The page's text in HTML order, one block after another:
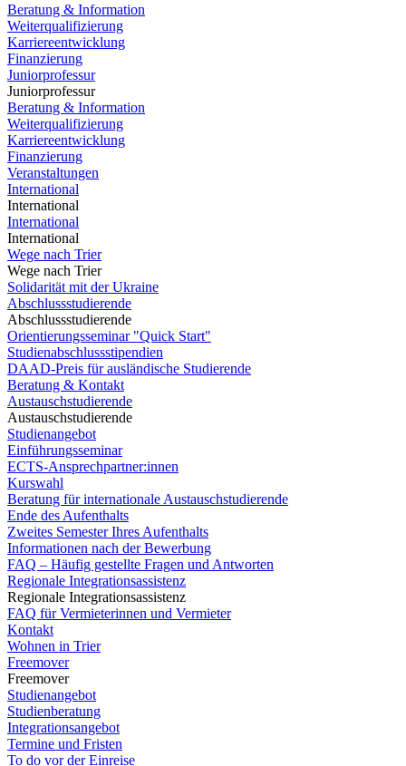
Beratung & Information
Weiterqualifizierung
Karriereentwicklung
Finanzierung
Juniorprofessur
Juniorprofessur
Beratung & Information
Weiterqualifizierung
Karriereentwicklung
Finanzierung
Veranstaltungen
International
International
International
International
Wege nach Trier
Wege nach Trier
Solidarität mit der Ukraine
Abschlussstudierende
Abschlussstudierende
Orientierungsseminar "Quick Start"
Studienabschlussstipendien
DAAD-Preis für ausländische Studierende
Beratung & Kontakt
Austauschstudierende
Austauschstudierende
Studienangebot
Einführungsseminar
ECTS-Ansprechpartner:innen
Kurswahl
Beratung für internationale Austauschstudierende
Ende des Aufenthalts
Zweites Semester Ihres Aufenthalts
Informationen nach der Bewerbung
FAQ – Häufig gestellte Fragen und Antworten
Regionale Integrationsassistenz
Regionale Integrationsassistenz
FAQ für Vermieterinnen und Vermieter
Kontakt
Wohnen in Trier
Freemover
Freemover
Studienangebot
Studienberatung
Integrationsangebot
Termine und Fristen
To do vor der Einreise